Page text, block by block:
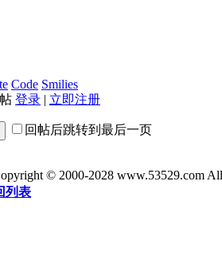
Code Smilies
登录 | 立即注册
回帖后跳转到最后一页
© 2000-2028 www.53529.com
列表